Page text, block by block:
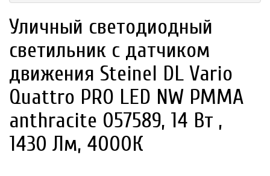
Уличный светодиодный
светильник с датчиком
движения Steinel DL Vario
Quattro PRO LED NW PMMA
anthracite 057589, 14 Вт ,
1430 Лм, 4000К